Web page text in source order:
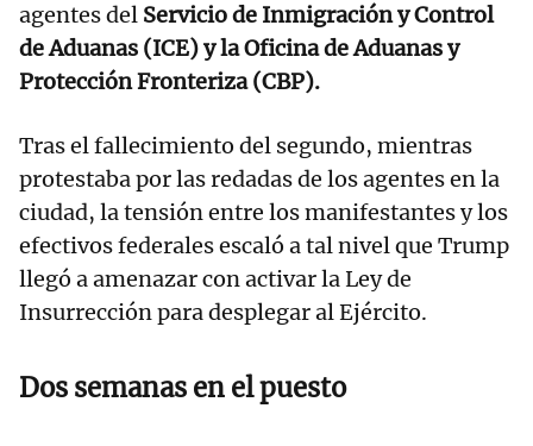
agentes del Servicio de Inmigración y Control
de Aduanas (ICE) y la Oficina de Aduanas y
Protección Fronteriza (CBP).
Tras el fallecimiento del segundo, mientras
protestaba por las redadas de los agentes en la
ciudad, la tensión entre los manifestantes y los
efectivos federales escaló a tal nivel que Trump
llegó a amenazar con activar la Ley de
Insurrección para desplegar al Ejército.
Dos semanas en el puesto